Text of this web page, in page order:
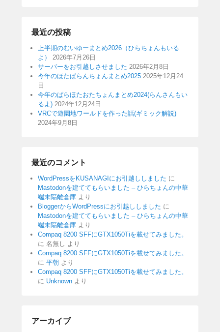
最近の投稿
上半期のむいゆーまとめ2026（ひらちょんもいる
よ）
2026年7月26日
サーバーをお引越しさせました 2026年2月8日
今年のほたぱらんちょんまとめ2025 2025年12月24
日
今年のぱらほたおたちょんまとめ2024(らんさんもい
るよ) 2024年12月24日
VRCで遊園地ワールドを作った話(ギミック解説)
2024年9月8日
最近のコメント
WordPressをKUSANAGIにお引越ししました に
Mastodonを建ててもらいました – ひらちょんの中華
端末隔離倉庫 より
BloggerからWordPressにお引越ししました に
Mastodonを建ててもらいました – ひらちょんの中華
端末隔離倉庫 より
Compaq 8200 SFFにGTX1050Tiを載せてみました。
に 名無し より
Compaq 8200 SFFにGTX1050Tiを載せてみました。
に 平朝 より
Compaq 8200 SFFにGTX1050Tiを載せてみました。
に Unknown より
アーカイブ